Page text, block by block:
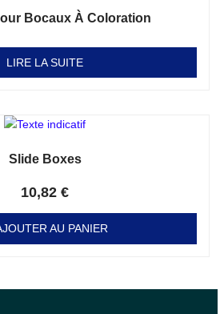
Bocaux À Coloration
LIRE LA SUITE
Slide Boxes
10,82 €
AU PANIER